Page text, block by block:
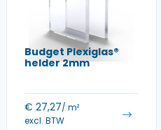
Budget Plexiglas®
helder 2mm
€ 27,27/ m²
excl. BTW